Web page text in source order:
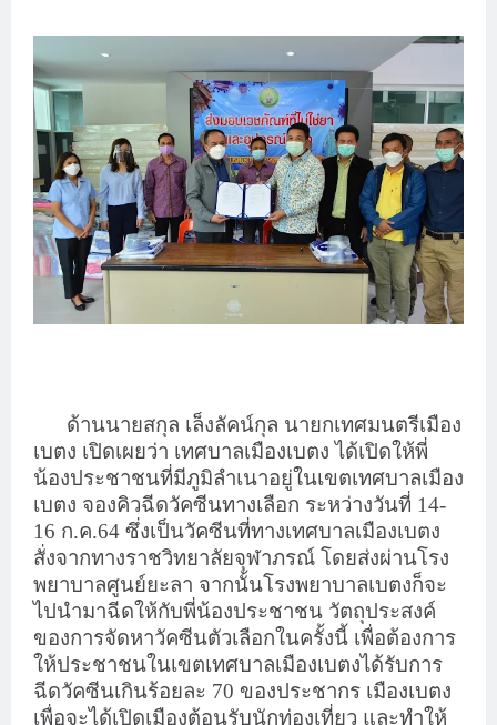
ด้านนายสกุล เล็งลัคน์กุล นายกเทศมนตรีเมือง
เบตง เปิดเผยว่า เทศบาลเมืองเบตง ได้เปิดให้พี่
น้องประชาชนที่มีภูมิลำเนาอยู่ในเขตเทศบาลเมือง
เบตง จองคิวฉีดวัคซีนทางเลือก ระหว่างวันที่ 14-
16 ก.ค.64 ซึ่งเป็นวัคซีนที่ทางเทศบาลเมืองเบตง
สั่งจากทางราชวิทยาลัยจุฬาภรณ์ โดยส่งผ่านโรง
พยาบาลศูนย์ยะลา จากนั้นโรงพยาบาลเบตงก็จะ
ไปนำมาฉีดให้กับพี่น้องประชาชน วัตถุประสงค์
ของการจัดหาวัคซีนตัวเลือกในครั้งนี้ เพื่อต้องการ
ให้ประชาชนในเขตเทศบาลเมืองเบตงได้รับการ
ฉีดวัคซีนเกินร้อยละ 70 ของประชากร เมืองเบตง
เพื่อจะได้เปิดเมืองต้อนรับนักท่องเที่ยว และทำให้